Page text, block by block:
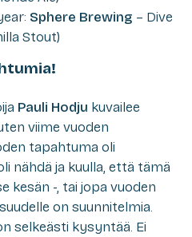
Sphere Brewing – Dive
Stout)
Pauli Hodju kuvailee
viime vuoden
tapahtuma oli
nähdä ja kuulla, että tämä
kesän -, tai jopa vuoden
on suunnitelmia.
selkeästi kysyntää. Ei